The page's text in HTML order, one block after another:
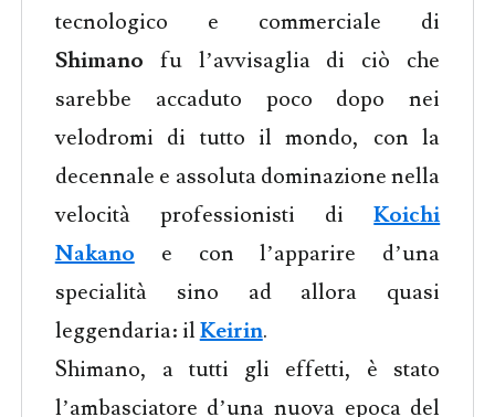
tecnologico e commerciale di
Shimano fu l’avvisaglia di ciò che
sarebbe accaduto poco dopo nei
velodromi di tutto il mondo, con la
decennale e assoluta dominazione nella
velocità professionisti diKoichi
Nakano e con l’apparire d’una
specialità sino ad allora quasi
leggendaria: ilKeirin.
Shimano, a tutti gli effetti, è stato
l’ambasciatore d’una nuova epoca del